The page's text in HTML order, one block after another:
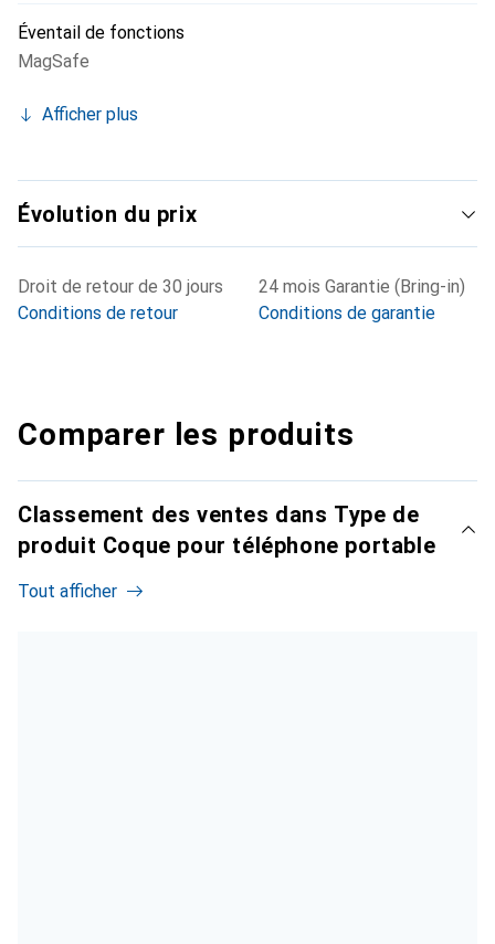
Éventail de fonctions
MagSafe
Afficher plus
Évolution du prix
Droit de retour de 30 jours
Conditions de retour
24 mois Garantie (Bring-in)
Conditions de garantie
Comparer les produits
Classement des ventes dans Type de
produit Coque pour téléphone portable
Tout afficher